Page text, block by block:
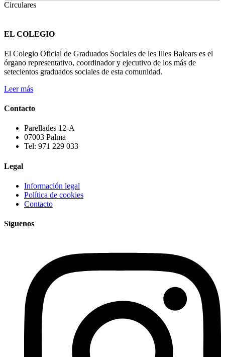
Circulares
EL COLEGIO
El Colegio Oficial de Graduados Sociales de les Illes Balears es el
órgano representativo, coordinador y ejecutivo de los más de
setecientos graduados sociales de esta comunidad.
Leer más
Contacto
Parellades 12-A
07003 Palma
Tel: 971 229 033
Legal
Información legal
Política de cookies
Contacto
Síguenos